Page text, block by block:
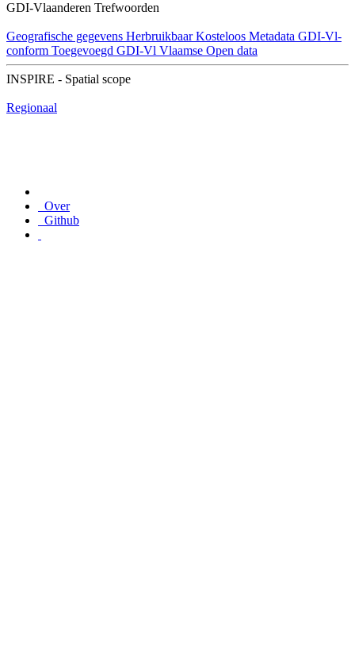
GDI-Vlaanderen Trefwoorden
Geografische gegevens Herbruikbaar Kosteloos Metadata GDI-Vl-
conform Toegevoegd GDI-Vl Vlaamse Open data
INSPIRE - Spatial scope
Regionaal
Over
Github